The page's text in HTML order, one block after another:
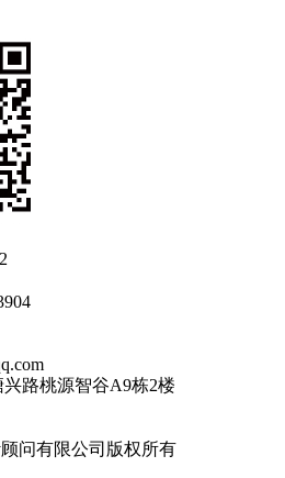
路桃源智谷A9栋2楼
问有限公司版权所有